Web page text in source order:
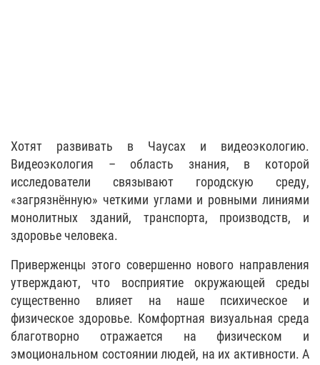
Хотят развивать в Чаусах и видеоэкологию.
Видеоэкология – область знания, в которой
исследователи связывают городскую среду,
«загрязнённую» четкими углами и ровными линиями
монолитных зданий, транспорта, производств, и
здоровье человека.
Приверженцы этого совершенно нового направления
утверждают, что восприятие окружающей среды
существенно влияет на наше психическое и
физическое здоровье. Комфортная визуальная среда
благотворно отражается на физическом и
эмоциональном состоянии людей, на их активности. А